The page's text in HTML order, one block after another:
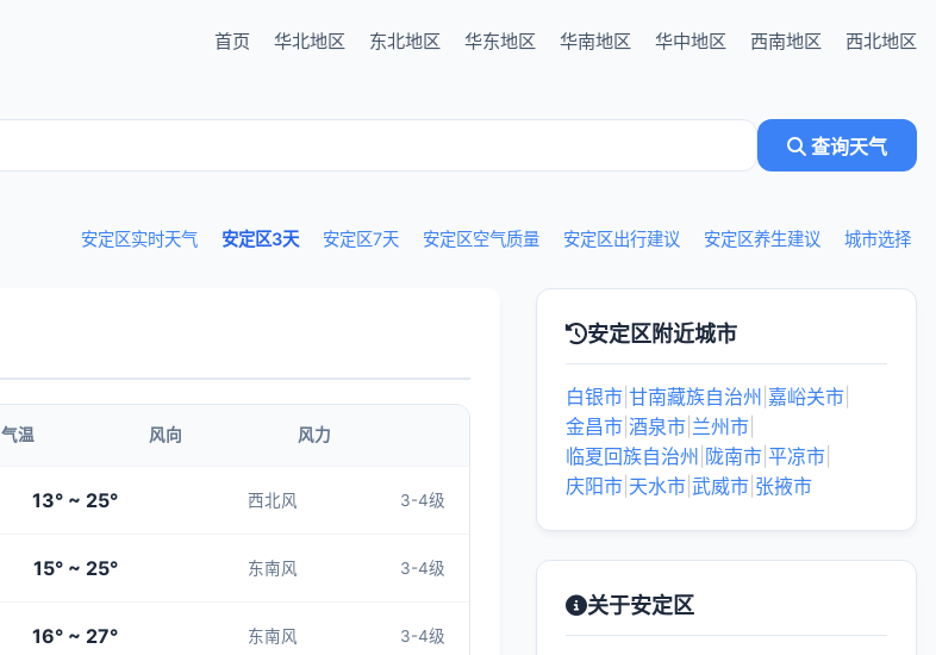
首页 华北地区 东北地区 华东地区 华南地区 华中地区 西南地区 西北地区
查询天气
安定区实时天气 安定区3天 安定区7天 安定区空气质量 安定区出行建议 安定区养生建议 城市选择
气温 风向 风力
13° ~ 25° 西北风 3-4级
15° ~ 25° 东南风 3-4级
16° ~ 27° 东南风 3-4级
安定区附近城市
白银市 甘南藏族自治州 嘉峪关市
金昌市 酒泉市 兰州市
临夏回族自治州 陇南市 平凉市
庆阳市 天水市 武威市 张掖市
关于安定区